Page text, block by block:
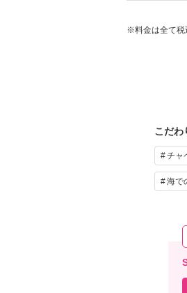
※料金は全て税
こだわ
チャ
海で